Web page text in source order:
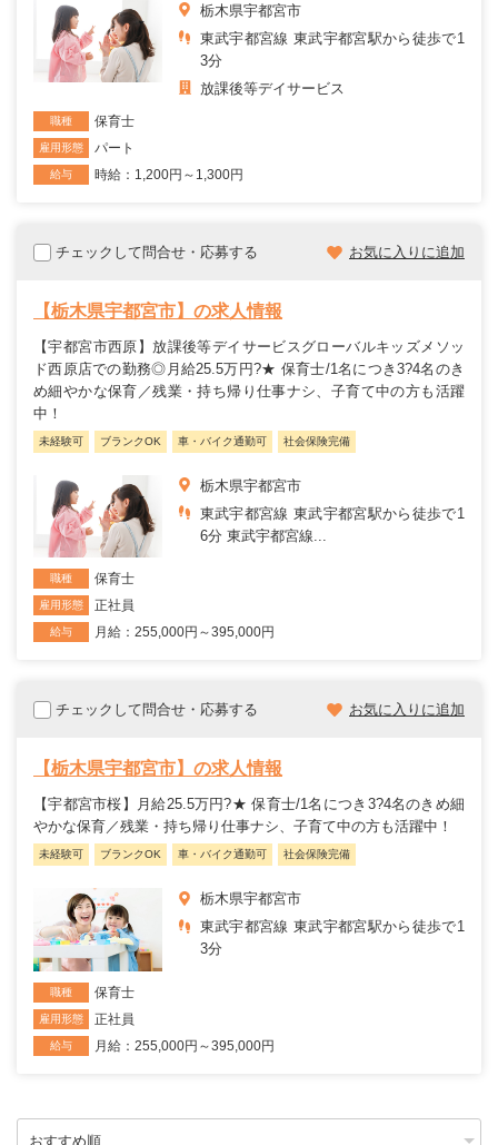
栃木県宇都宮市
東武宇都宮線 東武宇都宮駅から徒歩で1
3分
放課後等デイサービス
職種 保育士
雇用形態 パート
給与 時給：1,200円～1,300円
チェックして問合せ・応募する お気に入りに追加
【栃木県宇都宮市】の求人情報
【宇都宮市西原】放課後等デイサービスグローバルキッズメソッ
ド西原店での勤務◎月給25.5万円?★ 保育士/1名につき3?4名のき
め細やかな保育／残業・持ち帰り仕事ナシ、子育て中の方も活躍
中！
未経験可 ブランクOK 車・バイク通勤可 社会保険完備
栃木県宇都宮市
東武宇都宮線 東武宇都宮駅から徒歩で1
6分 東武宇都宮線...
職種 保育士
雇用形態 正社員
給与 月給：255,000円～395,000円
チェックして問合せ・応募する お気に入りに追加
【栃木県宇都宮市】の求人情報
【宇都宮市桜】月給25.5万円?★ 保育士/1名につき3?4名のきめ細
やかな保育／残業・持ち帰り仕事ナシ、子育て中の方も活躍中！
未経験可 ブランクOK 車・バイク通勤可 社会保険完備
栃木県宇都宮市
東武宇都宮線 東武宇都宮駅から徒歩で1
3分
職種 保育士
雇用形態 正社員
給与 月給：255,000円～395,000円